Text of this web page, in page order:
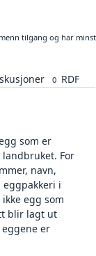
tilgang og har
0 RDF
som er
For
navn,
i
egg som
blir lagt ut
er